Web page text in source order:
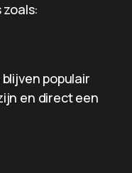
populair
en direct een